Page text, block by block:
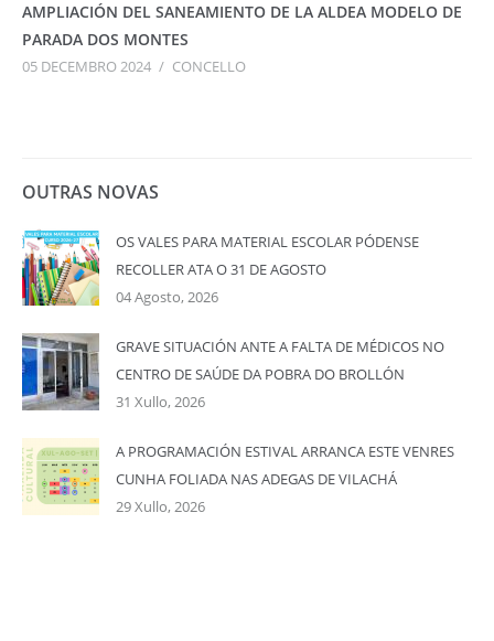
AMPLIACIÓN DEL SANEAMIENTO DE LA ALDEA MODELO DE
PARADA DOS MONTES
05 DECEMBRO 2024 / CONCELLO
OUTRAS NOVAS
OS VALES PARA MATERIAL ESCOLAR PÓDENSE
RECOLLER ATA O 31 DE AGOSTO
04 Agosto, 2026
GRAVE SITUACIÓN ANTE A FALTA DE MÉDICOS NO
CENTRO DE SAÚDE DA POBRA DO BROLLÓN
31 Xullo, 2026
A PROGRAMACIÓN ESTIVAL ARRANCA ESTE VENRES
CUNHA FOLIADA NAS ADEGAS DE VILACHÁ
29 Xullo, 2026